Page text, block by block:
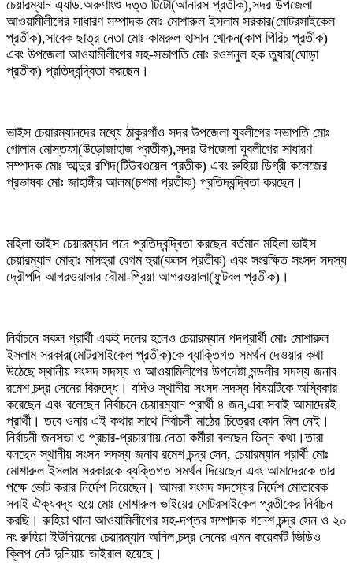
চেয়ারম্যান এ্যাড.অরুণাংশু দত্ত টিটো(আনারস প্রতীক),সদর উপজেলা
আওয়ামীলীগের সাধারণ সম্পাদক মোঃ মোশারুল ইসলাম সরকার(মোটরসাইকেল
প্রতীক),সাবেক ছাত্র নেতা মোঃ কামরুল হাসান খোকন(কাপ পিরিচ প্রতীক)
এবং উপজেলা আওয়ামীলীগের সহ-সভাপতি মোঃ রওশনুল হক তুষার(ঘোড়া
প্রতীক) প্রতিদ্বন্দ্বিতা করছেন।
ভাইস চেয়ারম্যানদের মধ্যে ঠাকুরগাঁও সদর উপজেলা যুবলীগের সভাপতি মোঃ
গোলাম মোস্তফা(উড়োজাহাজ প্রতীক),সদর উপজেলা যুবলীগের সাধারণ
সম্পাদক মোঃ আব্দুর রশিদ(টিউবওয়েল প্রতীক) এবং রুহিয়া ডিগ্রী কলেজের
প্রভাষক মোঃ জাহাঙ্গীর আলম(চশমা প্রতীক) প্রতিদ্বন্দ্বিতা করছেন।
মহিলা ভাইস চেয়ারম্যান পদে প্রতিদ্বন্দ্বিতা করছেন বর্তমান মহিলা ভাইস
চেয়ারম্যান মোছাঃ মাসহুরা বেগম হুরা(কলস প্রতীক) এবং সংরক্ষিত সংসদ সদস্য
দ্রৌপদি আগরওয়ালার বৌমা-প্রিয়া আগরওয়ালা(ফুটবল প্রতীক)।
নির্বাচনে সকল প্রার্থী একই দলের হলেও চেয়ারম্যান পদপ্রার্থী মোঃ মোশারুল
ইসলাম সরকার(মোটরসাইকেল প্রতীক)কে ব্যাক্তিগত সমর্থন দেওয়ার কথা
উঠেছে স্থানীয় সংসদ সদস্য ও আওয়ামিলীগের উপদেষ্টা মন্ডলীর সদস্য জনাব
রমেশ চন্দ্র সেনের বিরুদ্ধে। যদিও স্থানীয় সংসদ সদস্য বিষয়টিকে অস্বিকার
করেছেন এবং বলেছেন নির্বাচনে চেয়ারম্যান প্রার্থী ৪ জন,এরা সবাই আমাদেরই
প্রার্থী। তবে ওনার এই কথার সাথে নির্বাচনী মাঠের চিত্রের কোন মিল নেই।
নির্বাচনী জনসভা ও প্রচার-প্রচারণায় নেতা কর্মীরা বলছেন ভিন্ন কথা।তারা
বলছেন স্থানীয় সংসদ সদস্য জনাব রমেশ চন্দ্র সেন, চেয়ারম্যান প্রার্থী মোঃ
মোশারুল ইসলাম সরকারকে ব্যক্তিগত সমর্থন দিয়েছেন এবং আমাদেরকে তার
পক্ষে ভোট করার নির্দেশ দিয়েছেন। আমরা সংসদ সদস্যের নির্দেশ মোতাবেক
সবাই ঐক্যবদ্ধ হয়ে মোঃ মোশারুল ভাইয়ের মোটরসাইকেল প্রতীকের নির্বাচন
করছি। রুহিয়া থানা আওয়ামিলীগের সহ-দপ্তর সম্পাদক গনেশ চন্দ্র সেন ও ২০
নং রুহিয়া ইউনিয়নের চেয়ারম্যান অনিল চন্দ্র সেনের এমন কয়েকটি ভিডিও
ক্লিপ নেট দুনিয়ায় ভাইরাল হয়েছে।